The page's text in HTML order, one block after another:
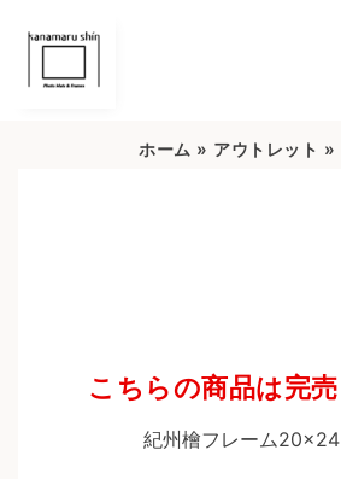
ホーム » アウトレット »
こちらの商品は完
紀州檜フレーム